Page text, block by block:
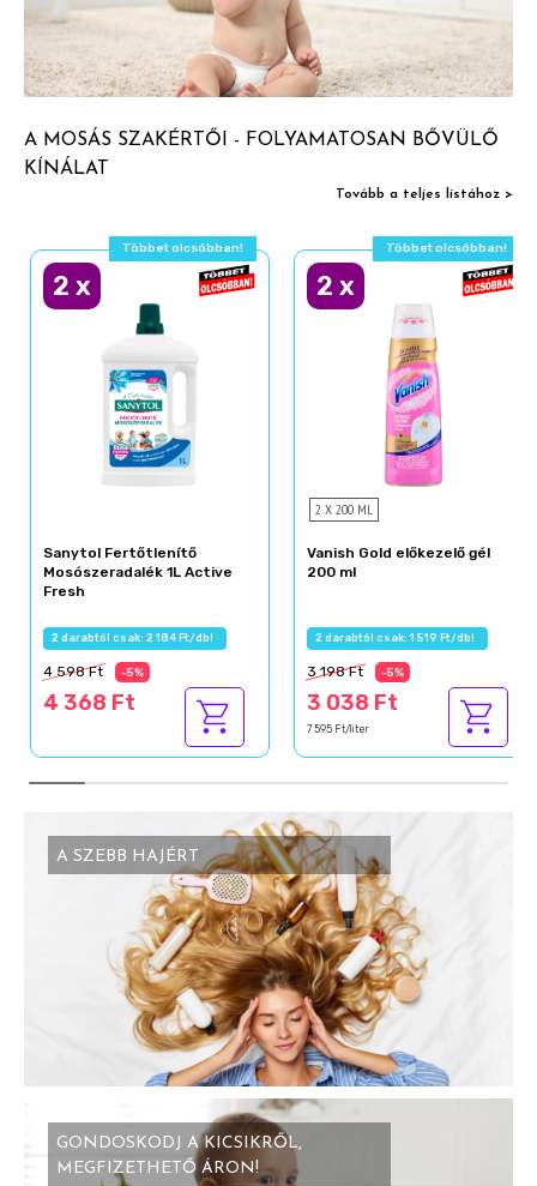
A MOSÁS SZAKÉRTŐI - FOLYAMATOSAN BŐVÜLŐ
KÍNÁLAT
Tovább a teljes listához >
Többet olcsóbban!
2 x
Sanytol Fertőtlenítő
Mosószeradalék 1L Active
Fresh
2 darabtól csak: 2 184 Ft/db!
4 598 Ft -5%
4 368 Ft
Többet olcsóbban!
2 x
2 X 200 ML
Vanish Gold előkezelő gél
200 ml
2 darabtól csak: 1 519 Ft/db!
3 198 Ft -5%
3 038 Ft
7 595 Ft/liter
A SZEBB HAJÉRT
GONDOSKODJ A KICSIKRŐL,
MEGFIZETHETŐ ÁRON!